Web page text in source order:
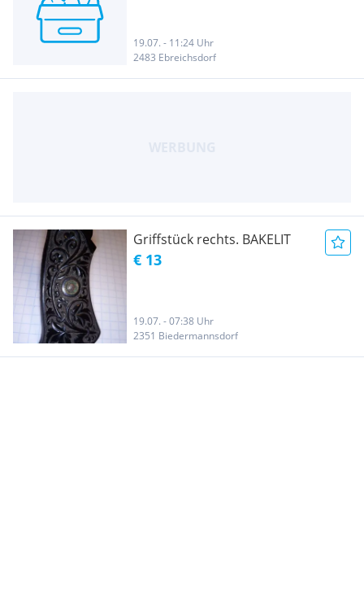
19.07. - 11:24 Uhr
2483 Ebreichsdorf
Griffstück rechts. BAKELIT
€ 13
19.07. - 07:38 Uhr
2351 Biedermannsdorf